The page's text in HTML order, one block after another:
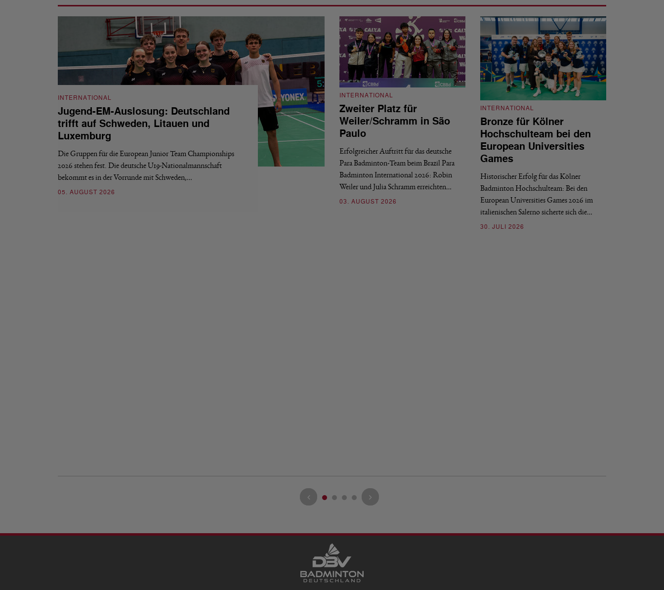
INTERNATIONAL
Jugend-EM-Auslosung: Deutschland
trifft auf Schweden, Litauen und
Luxemburg
Die Gruppen für die European Junior Team Championships
2026 stehen fest. Die deutsche U19-Nationalmannschaft
bekommt es in der Vorrunde mit Schweden,…
05. AUGUST 2026
INTERNATIONAL
Zweiter Platz für
Weiler/Schramm in São
Paulo
Erfolgreicher Auftritt für das deutsche
Para Badminton-Team beim Brazil Para
Badminton International 2026: Robin
Weiler und Julia Schramm erreichten…
03. AUGUST 2026
INTERNATIONAL
Bronze für Kölner
Hochschulteam bei den
European Universities
Games
Historischer Erfolg für das Kölner
Badminton Hochschulteam: Bei den
European Universities Games 2026 im
italienischen Salerno sicherte sich die…
30. JULI 2026